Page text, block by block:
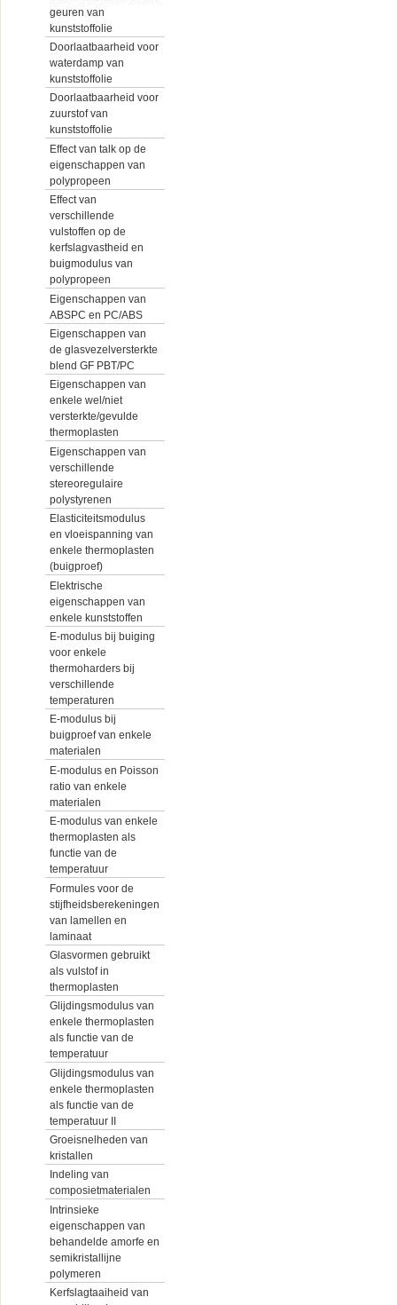
geuren van
kunststoffolie
Doorlaatbaarheid voor
waterdamp van
kunststoffolie
Doorlaatbaarheid voor
zuurstof van
kunststoffolie
Effect van talk op de
eigenschappen van
polypropeen
Effect van
verschillende
vulstoffen op de
kerfslagvastheid en
buigmodulus van
polypropeen
Eigenschappen van
ABSPC en PC/ABS
Eigenschappen van
de glasvezelversterkte
blend GF PBT/PC
Eigenschappen van
enkele wel/niet
versterkte/gevulde
thermoplasten
Eigenschappen van
verschillende
stereoregulaire
polystyrenen
Elasticiteitsmodulus
en vloeispanning van
enkele thermoplasten
(buigproef)
Elektrische
eigenschappen van
enkele kunststoffen
E-modulus bij buiging
voor enkele
thermoharders bij
verschillende
temperaturen
E-modulus bij
buigproef van enkele
materialen
E-modulus en Poisson
ratio van enkele
materialen
E-modulus van enkele
thermoplasten als
functie van de
temperatuur
Formules voor de
stijfheidsberekeningen
van lamellen en
laminaat
Glasvormen gebruikt
als vulstof in
thermoplasten
Glijdingsmodulus van
enkele thermoplasten
als functie van de
temperatuur
Glijdingsmodulus van
enkele thermoplasten
als functie van de
temperatuur II
Groeisnelheden van
kristallen
Indeling van
composietmaterialen
Intrinsieke
eigenschappen van
behandelde amorfe en
semikristallijne
polymeren
Kerfslagtaaiheid van